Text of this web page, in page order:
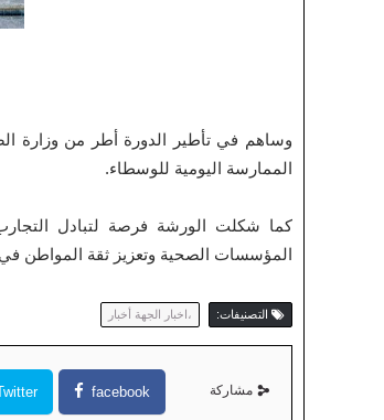
وساهم في تأطير الدورة أطر من وزارة
الممارسة اليومية للوسطاء.
كما شكلت الورشة فرصة لتبادل
المؤسسات الصحية وتعزيز ثقة المواطن
التصنيفات: ،اخبار الجهة أخبار
مشاركة facebook